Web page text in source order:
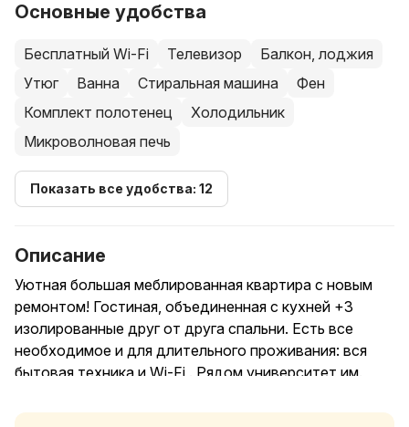
Основные удобства
Бесплатный Wi-Fi Телевизор
Балкон, лоджия
Утюг
Ванна Стиральная машина
Фен
Комплект полотенец
Холодильник
Микроволновая печь
Показать все удобства: 12
Описание
Уютная большая меблированная квартира с новым
ремонтом! Гостиная, объединенная с кухней +3
изолированные друг от друга спальни. Есть все
необходимое и для длительного проживания: вся
бытовая техника и Wi-Fi . Рядом университет им.
супермаркет «Витебские продукты», ресторан-